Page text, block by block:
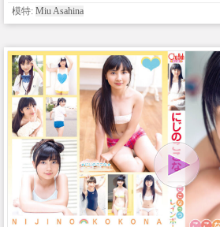
模特: Miu Asahina